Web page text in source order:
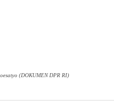
(DOKUMEN DPR RI)